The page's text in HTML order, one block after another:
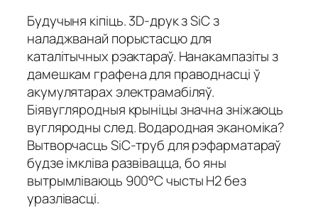
Будучыня кіпіць. 3D-друк з SiC з
наладжванай порыстасцю для
каталітычных рэактараў. Нанакампазіты з
дамешкам графена для праводнасці ў
акумулятарах электрамабіляў.
Біявугляродныя крыніцы значна зніжаюць
вугляродны след. Водародная эканоміка?
Вытворчасць SiC-труб для рэфарматараў
будзе імкліва развівацца, бо яны
вытрымліваюць 900°C чысты H2 без
уразлівасці.